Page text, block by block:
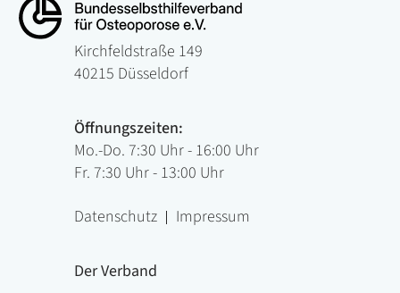
Kirchfeldstraße 149
40215 Düsseldorf
Öffnungszeiten:
Mo.-Do. 7:30 Uhr - 16:00 Uhr
Fr. 7:30 Uhr - 13:00 Uhr
Datenschutz
Impressum
Der Verband